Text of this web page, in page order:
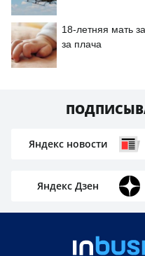
18-летняя мать
за плача
Яндекс новости
Яндекс Дзен